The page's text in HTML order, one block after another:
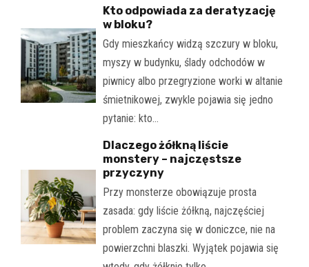
Kto odpowiada za deratyzację
w bloku?
Gdy mieszkańcy widzą szczury w bloku,
myszy w budynku, ślady odchodów w
piwnicy albo przegryzione worki w altanie
śmietnikowej, zwykle pojawia się jedno
pytanie: kto…
Dlaczego żółkną liście
monstery – najczęstsze
przyczyny
Przy monsterze obowiązuje prosta
zasada: gdy liście żółkną, najczęściej
problem zaczyna się w doniczce, nie na
powierzchni blaszki. Wyjątek pojawia się